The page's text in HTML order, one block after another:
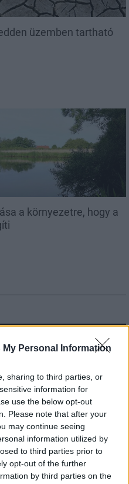
My Personal Information
sharing to third parties, or
information for
use the below opt-out
Please note that after your
may continue seeing
information utilized by
to third parties prior to
opt-out of the further
by third parties on the
üzemben tartható
a környezetre, hogy a